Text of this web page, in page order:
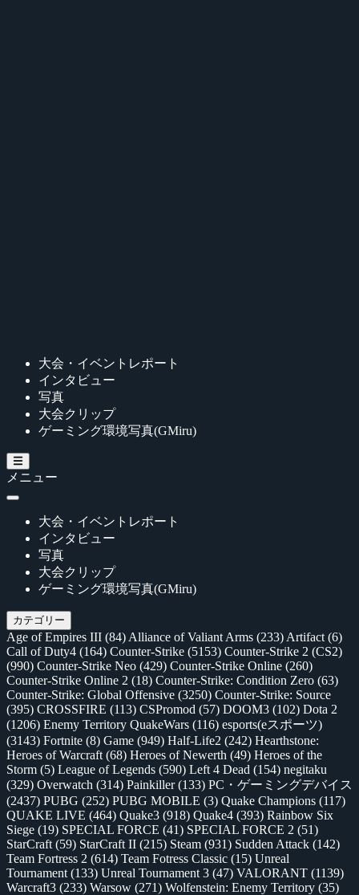
大会・イベントレポート
インタビュー
写真
大会クリップ
ゲーミング環境写真(GMiru)
メニュー
大会・イベントレポート
インタビュー
写真
大会クリップ
ゲーミング環境写真(GMiru)
カテゴリー
Age of Empires III (84) Alliance of Valiant Arms (233) Artifact (6)
Call of Duty4 (164) Counter-Strike (5153) Counter-Strike 2 (CS2)
(990) Counter-Strike Neo (429) Counter-Strike Online (260)
Counter-Strike Online 2 (18) Counter-Strike: Condition Zero (63)
Counter-Strike: Global Offensive (3250) Counter-Strike: Source
(395) CROSSFIRE (113) CSPromod (57) DOOM3 (102) Dota 2
(1206) Enemy Territory QuakeWars (116) esports(eスポーツ)
(3143) Fortnite (8) Game (949) Half-Life2 (242) Hearthstone:
Heroes of Warcraft (68) Heroes of Newerth (49) Heroes of the
Storm (5) League of Legends (590) Left 4 Dead (154) negitaku
(329) Overwatch (314) Painkiller(133) PC・ゲーミングデバイス
(2437) PUBG (252) PUBG MOBILE (3) Quake Champions (117)
QUAKE LIVE (464) Quake3 (918) Quake4 (393) Rainbow Six
Siege (19) SPECIAL FORCE (41) SPECIAL FORCE 2 (51)
StarCraft (59) StarCraft II (215) Steam (931) Sudden Attack (142)
Team Fortress 2 (614) Team Fotress Classic (15) Unreal
Tournament (133) Unreal Tournament 3 (47) VALORANT (1139)
Warcraft3 (233) Warsow (271) Wolfenstein: Enemy Territory (35)